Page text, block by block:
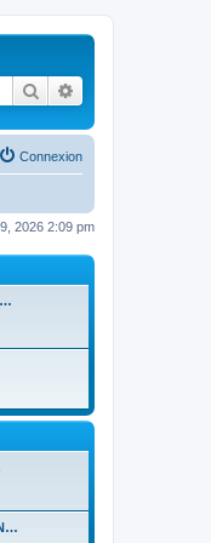
Rechercher
Connexion
2026 2:09 pm